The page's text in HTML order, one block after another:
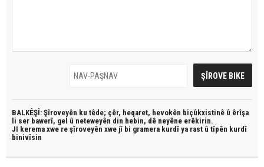
BALKÊŞÎ: Şîroveyên ku têde; çêr, heqaret, hevokên biçûkxistinê û êrîşa
li ser bawerî, gel û neteweyên din hebin, dê neyêne erêkirin.
JI kerema xwe re şîroveyên xwe jî bi gramera kurdî ya rast û tîpên kurdî
binivîsin